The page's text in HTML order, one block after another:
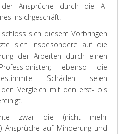
Ansprüche durch die A-
Insichgeschäft.
sich diesem Vorbringen
sich insbesondere auf die
der Arbeiten durch einen
ebenso die
Schäden seien
Vergleich mit den erst- bis
zwar die (nicht mehr
Ansprüche auf Minderung und